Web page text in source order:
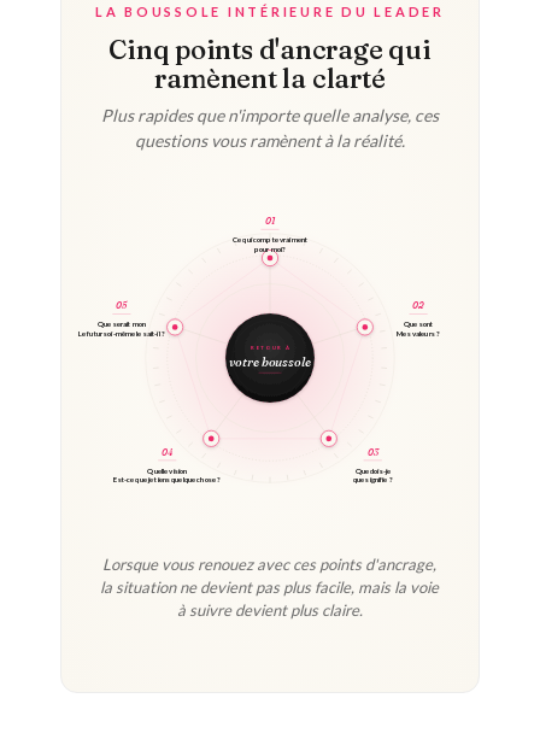
LA BOUSSOLE INTÉRIEURE DU LEADER
Cinq points d'ancrage qui
ramènent la clarté
Plus rapides que n'importe quelle analyse, ces
questions vous ramènent à la réalité.
RETOUR À
votre boussole
01
Ce qui compte vraiment
pour moi?
02
Que sont
Mes valeurs ?
03
Que dois-je
que signifie ?
04
Quelle vision
Est-ce que je tiens quelque chose ?
05
Que serait mon
Le futur soi-même le sait-il ?
Lorsque vous renouez avec ces points d'ancrage,
la situation ne devient pas plus facile, mais la voie
à suivre devient plus claire.